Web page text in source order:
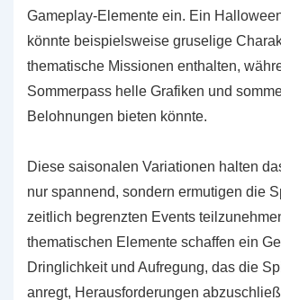
Gameplay-Elemente ein. Ein
könnte beispielsweise gruselige
thematische Missionen enthalten,
Sommerpass helle Grafiken und
Belohnungen bieten könnte.
Diese saisonalen Variationen halten
nur spannend, sondern ermutigen die
zeitlich begrenzten Events
thematischen Elemente schaffen ein
Dringlichkeit und Aufregung, das die
anregt, Herausforderungen